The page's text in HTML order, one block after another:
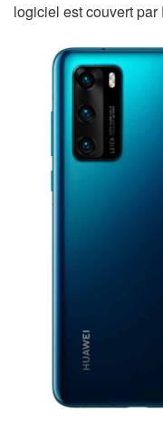
logiciel est couvert par